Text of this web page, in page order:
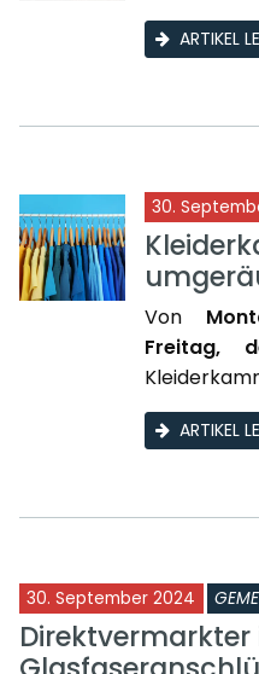
ARTIKEL
30.
Von
Freitag,
ARTIKEL
30. September 2024